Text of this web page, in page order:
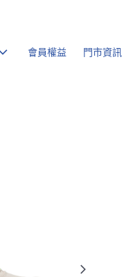
會員權益 門市資訊